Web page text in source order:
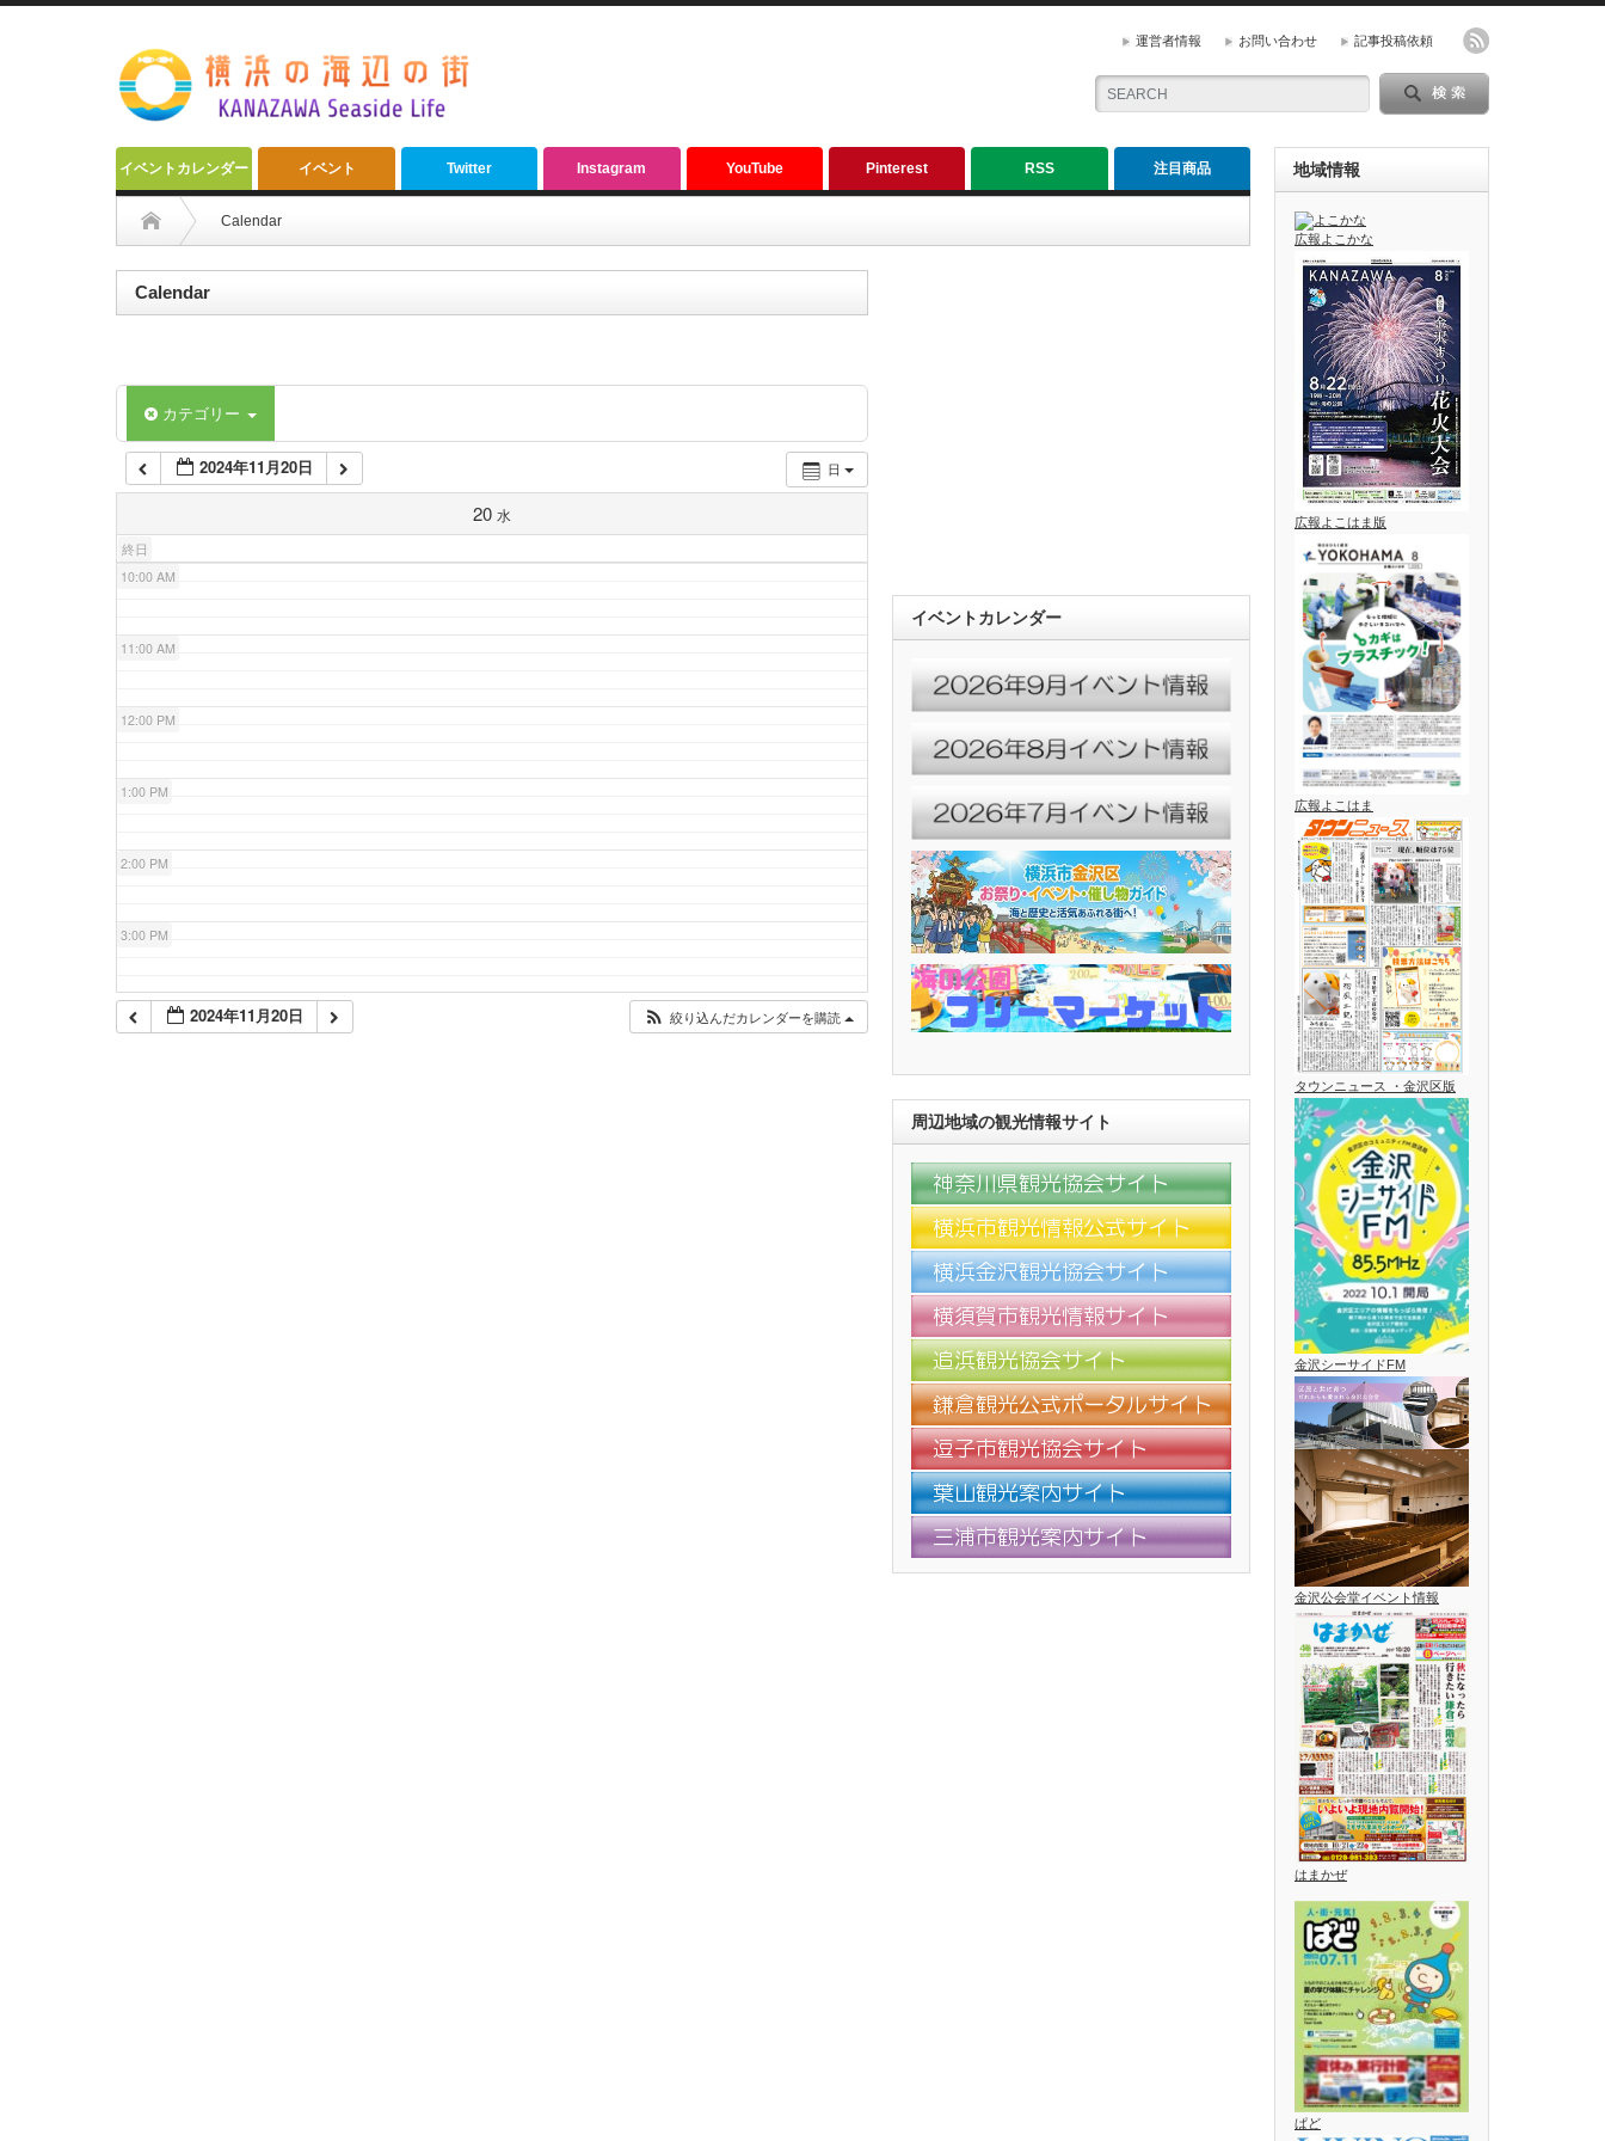
運営者情報 お問い合わせ 記事投稿依頼
イベントカレンダー イベント Twitter Instagram YouTube Pinterest RSS 注目商品
Calendar
Calendar
カテゴリー
日
2024年11月20日
20 水
終日
3:00 AM
4:00 AM
5:00 AM
6:00 AM
10:00 AM
11:00 AM
12:00 PM
1:00 PM
2:00 PM
3:00 PM
4:00 PM 2024年11月20日 絞り込んだカレンダーを購読
イベントカレンダー
周辺地域の観光情報サイト
地域情報
広報よこかな
広報よこはま版
広報よこはま
タウンニュース ・金沢区版
金沢シーサイドFM
金沢公会堂イベント情報
はまかぜ
ぱど